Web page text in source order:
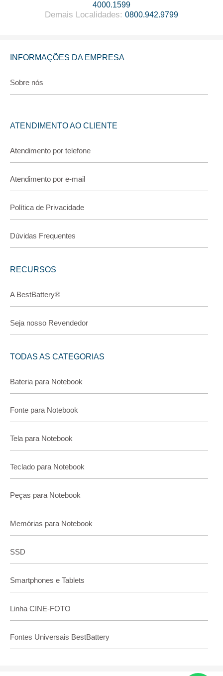
4000.1599
Demais Localidades: 0800.942.9799
INFORMAÇÕES DA EMPRESA
Sobre nós
ATENDIMENTO AO CLIENTE
Atendimento por telefone
Atendimento por e-mail
Política de Privacidade
Dúvidas Frequentes
RECURSOS
A BestBattery®
Seja nosso Revendedor
TODAS AS CATEGORIAS
Bateria para Notebook
Fonte para Notebook
Tela para Notebook
Teclado para Notebook
Peças para Notebook
Memórias para Notebook
SSD
Smartphones e Tablets
Linha CINE-FOTO
Fontes Universais BestBattery